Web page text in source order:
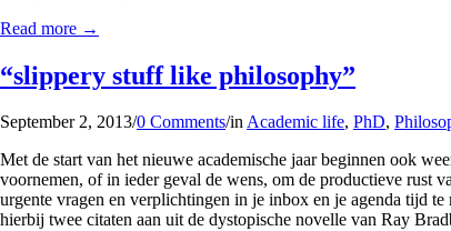
Read more →
“slippery stuff like philosophy”
September 2, 2013/0 Comments/inAcademic life, PhD,
Met de start van het nieuwe academische jaar beginnen ook
voornemen, of in ieder geval de wens, om de productieve rust
urgente vragen en verplichtingen in je inbox en je agenda tijd
hierbij twee citaten aan uit de dystopische novelle van Ray